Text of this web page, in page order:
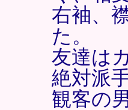
右袖、
た。
友達は
絶対派
観客の